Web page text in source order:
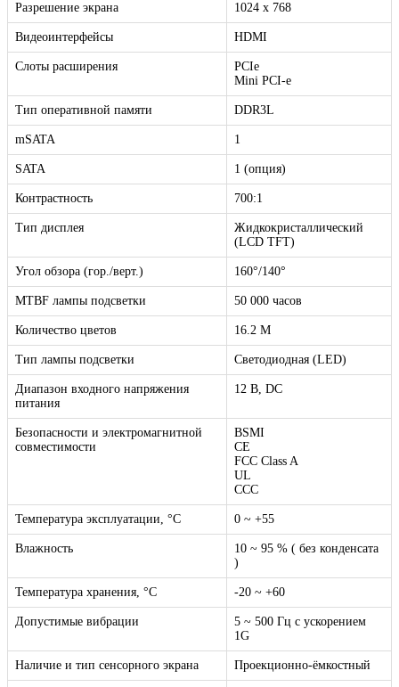
Разрешение экрана 1024 x 768
Видеоинтерфейсы HDMI
Слоты расширения
PCIe
Mini PCI-e
Тип оперативной памяти DDR3L
mSATA 1
SATA 1 (опция)
Контрастность 700:1
Тип дисплея
Жидкокристаллический
(LCD TFT)
Угол обзора (гор./верт.) 160°/140°
MTBF лампы подсветки 50 000 часов
Количество цветов 16.2 M
Тип лампы подсветки Светодиодная (LED)
Диапазон входного напряжения
питания
12 В, DC
Безопасности и электромагнитной
совместимости
BSMI
CE
FCC Class A
UL
CСС
Температура эксплуатации, °C 0 ~ +55
Влажность
10 ~ 95 % ( без конденсата
)
Температура хранения, °C -20 ~ +60
Допустимые вибрации
5 ~ 500 Гц с ускорением
1G
Наличие и тип сенсорного экрана Проекционно-ёмкостный